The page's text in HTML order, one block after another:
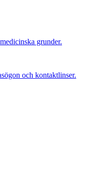
grunder.
och kontaktlinser.